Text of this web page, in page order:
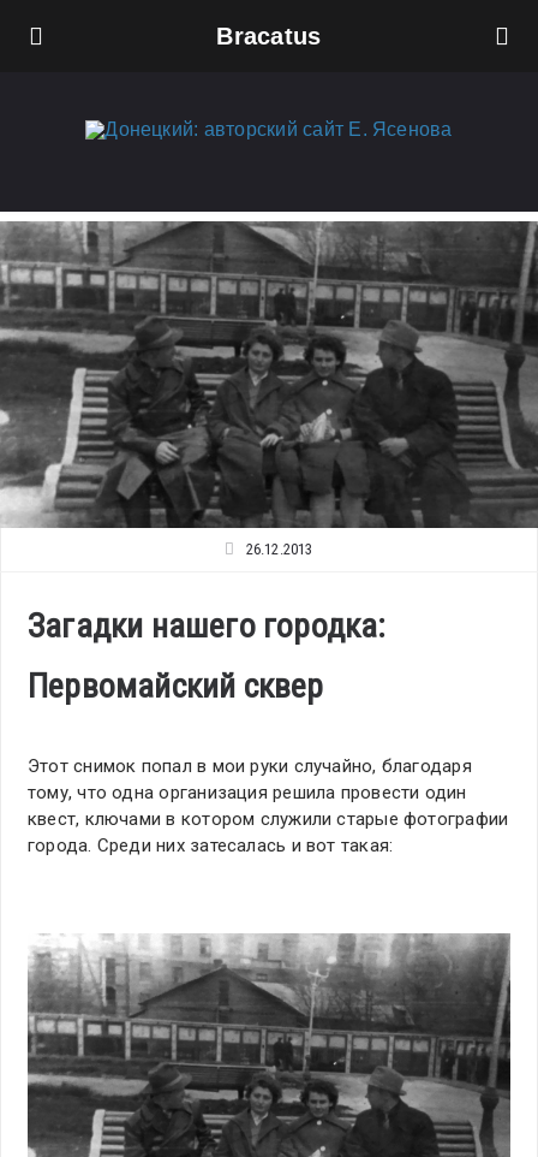
Bracatus
26.12.2013
Загадки нашего городка:
Первомайский сквер
Этот снимок попал в мои руки случайно, благодаря
тому, что одна организация решила провести один
квест, ключами в котором служили старые фотографии
города. Среди них затесалась и вот такая: